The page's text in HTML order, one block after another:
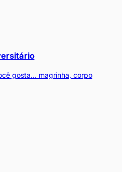
gosta… magrinha, corpo